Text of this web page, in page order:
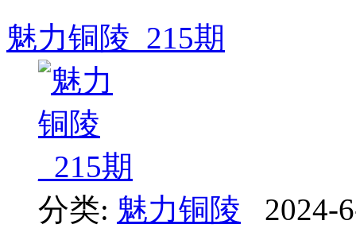
魅力铜陵_215期
分类: 魅力铜陵
2024-